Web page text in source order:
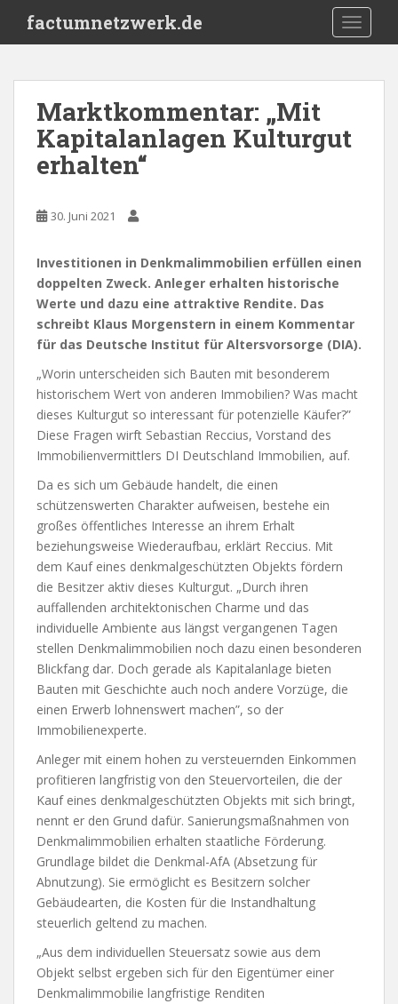
i
factumnetzwerk.de
Marktkommentar: „Mit
Kapitalanlagen Kulturgut
erhalten“
30. Juni 2021
Investitionen in Denkmalimmobilien erfüllen einen
doppelten Zweck. Anleger erhalten historische
Werte und dazu eine attraktive Rendite. Das
schreibt Klaus Morgenstern in einem Kommentar
für das Deutsche Institut für Altersvorsorge (DIA).
„Worin unterscheiden sich Bauten mit besonderem
historischem Wert von anderen Immobilien? Was macht
dieses Kulturgut so interessant für potenzielle Käufer?”
Diese Fragen wirft Sebastian Reccius, Vorstand des
Immobilienvermittlers DI Deutschland Immobilien, auf.
Da es sich um Gebäude handelt, die einen
schützenswerten Charakter aufweisen, bestehe ein
großes öffentliches Interesse an ihrem Erhalt
beziehungsweise Wiederaufbau, erklärt Reccius. Mit
dem Kauf eines denkmalgeschützten Objekts fördern
die Besitzer aktiv dieses Kulturgut. „Durch ihren
auffallenden architektonischen Charme und das
individuelle Ambiente aus längst vergangenen Tagen
stellen Denkmalimmobilien noch dazu einen besonderen
Blickfang dar. Doch gerade als Kapitalanlage bieten
Bauten mit Geschichte auch noch andere Vorzüge, die
einen Erwerb lohnenswert machen”, so der
Immobilienexperte.
Anleger mit einem hohen zu versteuernden Einkommen
profitieren langfristig von den Steuervorteilen, die der
Kauf eines denkmalgeschützten Objekts mit sich bringt,
nennt er den Grund dafür. Sanierungsmaßnahmen von
Denkmalimmobilien erhalten staatliche Förderung.
Grundlage bildet die Denkmal-AfA (Absetzung für
Abnutzung). Sie ermöglicht es Besitzern solcher
Gebäudearten, die Kosten für die Instandhaltung
steuerlich geltend zu machen.
„Aus dem individuellen Steuersatz sowie aus dem
Objekt selbst ergeben sich für den Eigentümer einer
Denkmalimmobilie langfristige Renditen